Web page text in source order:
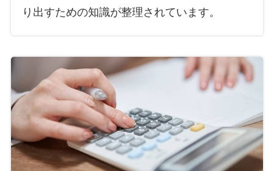
り出すための知識が整理されています。